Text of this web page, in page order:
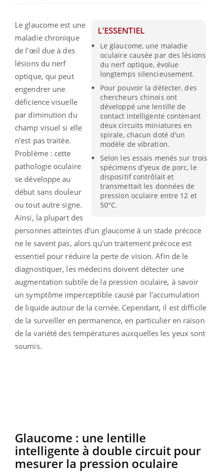
L'ESSENTIEL
Le glaucome, une maladie
oculaire causée par des lésions
du nerf optique, évolue
longtemps silencieusement.
Pour pouvoir la détecter, des
chercheurs chinois ont
développé une lentille de
contact intelligente contenant
deux circuits miniatures en
spirale, chacun doté d'un
modèle de vibration.
Selon les essais menés sur trois
spécimens d'yeux de porc, le
dispositif contrôlait et
transmettait les données de
pression oculaire entre 12 et
50°C.
Le glaucome est une
maladie chronique
de l'œil due à des
lésions du nerf
optique, qui peut
engendrer une
déficience visuelle
par diminution du
champ visuel si elle
n’est pas traitée.
Problème : cette
pathologie oculaire
se développe au
début sans douleur
ou tout autre signe.
Ainsi, la plupart des
personnes atteintes d'un glaucome à un stade précoce
ne le savent pas, alors qu'un traitement précoce est
essentiel pour réduire la perte de vision. Afin de le
diagnostiquer, les médecins doivent détecter une
augmentation subtile de la pression oculaire, à savoir
un symptôme imperceptible causé par l'accumulation
de liquide autour de la cornée. Cependant, il est difficile
de la surveiller en permanence, en particulier en raison
de la variété des températures auxquelles les yeux sont
soumis.
Glaucome : une lentille
intelligente à double circuit pour
mesurer la pression oculaire